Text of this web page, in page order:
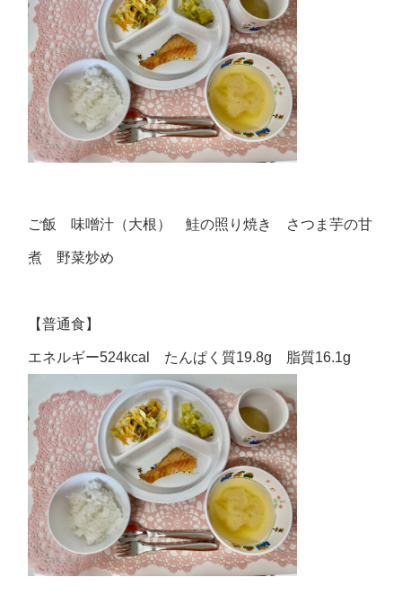
ご飯 味噌汁（大根） 鮭の照り焼き さつま芋の甘
煮 野菜炒め
【普通食】
エネルギー524kcal たんぱく質19.8g 脂質16.1g